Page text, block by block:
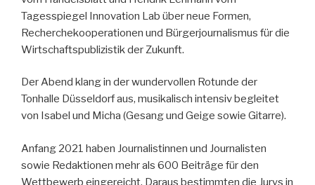
Tagesspiegel Innovation Lab über neue Formen,
Recherchekooperationen und Bürgerjournalismus für die
Wirtschaftspublizistik der Zukunft.
Der Abend klang in der wundervollen Rotunde der
Tonhalle Düsseldorf aus, musikalisch intensiv begleitet
von Isabel und Micha (Gesang und Geige sowie Gitarre).
Anfang 2021 haben Journalistinnen und Journalisten
sowie Redaktionen mehr als 600 Beiträge für den
Wettbewerb eingereicht. Daraus bestimmten die Jurys in